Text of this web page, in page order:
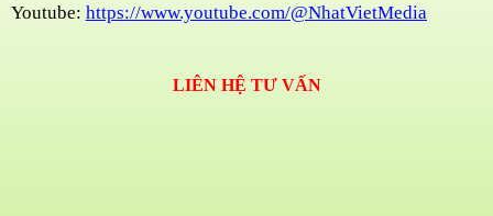
Youtube: https://www.youtube.com/@NhatVietMedia
LIÊN HỆ TƯ VẤN